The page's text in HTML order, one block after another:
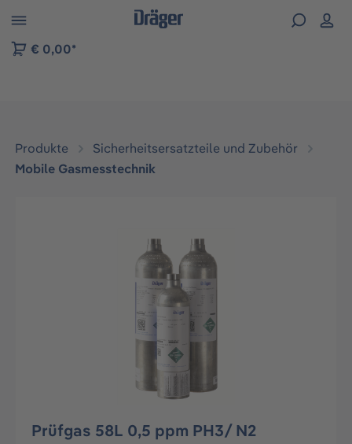
der B2B-Plattform springen
€ 0,00*
Produkte
Sicherheitsersatzteile und Zubehör
Mobile Gasmesstechnik
Bildergalerie überspringen
Prüfgas 58L 0,5 ppm PH3/ N2